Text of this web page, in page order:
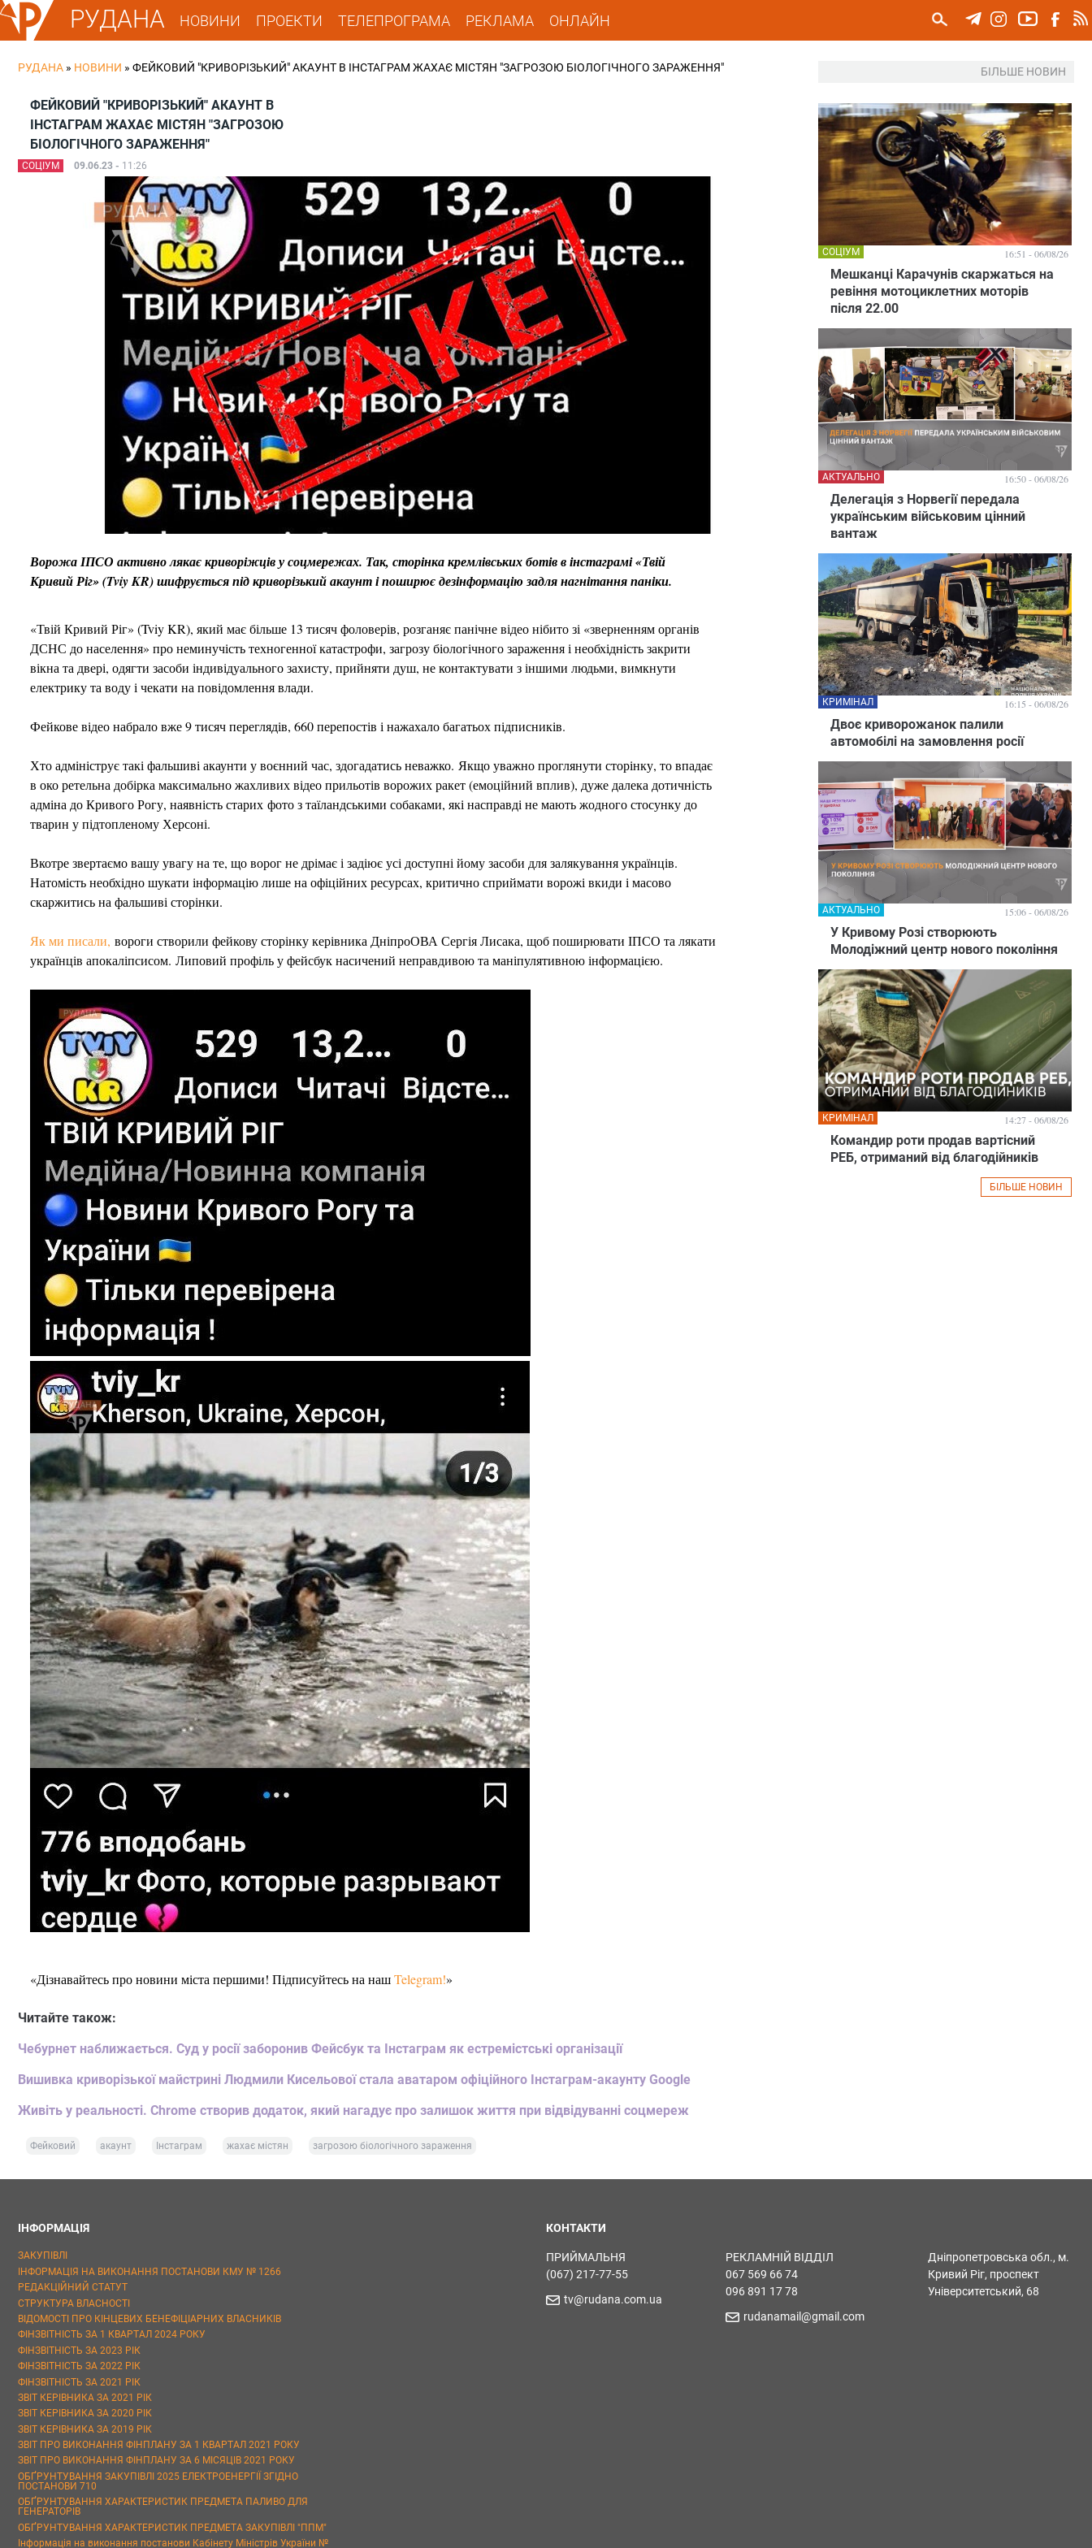
РУДАНА НОВИНИ ПРОЕКТИ ТЕЛЕПРОГРАМА РЕКЛАМА ОНЛАЙН
РУДАНА » НОВИНИ » ФЕЙКОВИЙ "КРИВОРІЗЬКИЙ" АКАУНТ В ІНСТАГРАМ ЖАХАЄ МІСТЯН "ЗАГРОЗОЮ БІОЛОГІЧНОГО ЗАРАЖЕННЯ"
ФЕЙКОВИЙ "КРИВОРІЗЬКИЙ" АКАУНТ В
ІНСТАГРАМ ЖАХАЄ МІСТЯН "ЗАГРОЗОЮ
БІОЛОГІЧНОГО ЗАРАЖЕННЯ"
СОЦІУМ 09.06.23 - 11:26
Ворожа ІПСО активно лякає криворіжців у соцмережах. Так, сторінка кремлівських ботів в інстаграмі «Твій
Кривий Ріг» (Tviy KR) шифрується під криворізький акаунт і поширює дезінформацію задля нагнітання паніки.
«Твій Кривий Ріг» (Tviy KR), який має більше 13 тисяч фоловерів, розганяє панічне відео нібито зі «зверненням органів
ДСНС до населення» про неминучість техногенної катастрофи, загрозу біологічного зараження і необхідність закрити
вікна та двері, одягти засоби індивідуального захисту, прийняти душ, не контактувати з іншими людьми, вимкнути
електрику та воду і чекати на повідомлення влади.
Фейкове відео набрало вже 9 тисяч переглядів, 660 перепостів і нажахало багатьох підписників.
Хто адмініструє такі фальшиві акаунти у воєнний час, здогадатись неважко. Якщо уважно проглянути сторінку, то впадає
в око ретельна добірка максимально жахливих відео прильотів ворожих ракет (емоційний вплив), дуже далека дотичність
адміна до Кривого Рогу, наявність старих фото з таїландськими собаками, які насправді не мають жодного стосунку до
тварин у підтопленому Херсоні.
Вкотре звертаємо вашу увагу на те, що ворог не дрімає і задіює усі доступні йому засоби для залякування українців.
Натомість необхідно шукати інформацію лише на офіційних ресурсах, критично сприймати ворожі вкиди і масово
скаржитись на фальшиві сторінки.
Як ми писали, вороги створили фейкову сторінку керівника ДніпроОВА Сергія Лисака, щоб поширювати ІПСО та лякати
українців апокаліпсисом. Липовий профіль у фейсбук насичений неправдивою та маніпулятивною інформацією.
«Дізнавайтесь про новини міста першими! Підписуйтесь на нашTelegram!»
Читайте також:
Чебурнет наближається. Суд у росії заборонив Фейсбук та Інстаграм як естремістські організації
Вишивка криворізької майстрині Людмили Кисельової стала аватаром офіційного Інстаграм-акаунту Google
Живіть у реальності. Chrome створив додаток, який нагадує про залишок життя при відвідуванні соцмереж
Фейковий акаунт Інстаграм жахає містян загрозою біологічного зараження
БІЛЬШЕ НОВИН
Мешканці Карачунів скаржаться на
ревіння мотоциклетних моторів
після 22.00
СОЦІУМ 16:51 - 06/08/26
Делегація з Норвегії передала
українським військовим цінний
вантаж
АКТУАЛЬНО 16:50 - 06/08/26
Двоє криворожанок палили
автомобілі на замовлення росії
КРИМІНАЛ 16:15 - 06/08/26
У Кривому Розі створюють
Молодіжний центр нового покоління
АКТУАЛЬНО 15:06 - 06/08/26
Командир роти продав вартісний
РЕБ, отриманий від благодійників
КРИМІНАЛ 14:27 - 06/08/26
БІЛЬШЕ НОВИН
ІНФОРМАЦІЯ
ЗАКУПІВЛІ
ІНФОРМАЦІЯ НА ВИКОНАННЯ ПОСТАНОВИ КМУ № 1266
РЕДАКЦІЙНИЙ СТАТУТ
СТРУКТУРА ВЛАСНОСТІ
ВІДОМОСТІ ПРО КІНЦЕВИХ БЕНЕФІЦІАРНИХ ВЛАСНИКІВ
ФІНЗВІТНІСТЬ ЗА 1 КВАРТАЛ 2024 РОКУ
ФІНЗВІТНІСТЬ ЗА 2023 РІК
ФІНЗВІТНІСТЬ ЗА 2022 РІК
ФІНЗВІТНІСТЬ ЗА 2021 РІК
ЗВІТ КЕРІВНИКА ЗА 2021 РІК
ЗВІТ КЕРІВНИКА ЗА 2020 РІК
ЗВІТ КЕРІВНИКА ЗА 2019 РІК
ЗВІТ ПРО ВИКОНАННЯ ФІНПЛАНУ ЗА 1 КВАРТАЛ 2021 РОКУ
ЗВІТ ПРО ВИКОНАННЯ ФІНПЛАНУ ЗА 6 МІСЯЦІВ 2021 РОКУ
ОБҐРУНТУВАННЯ ЗАКУПІВЛІ 2025 ЕЛЕКТРОЕНЕРГІЇ ЗГІДНО
ПОСТАНОВИ 710
ОБҐРУНТУВАННЯ ХАРАКТЕРИСТИК ПРЕДМЕТА ПАЛИВО ДЛЯ
ГЕНЕРАТОРІВ
ОБҐРУНТУВАННЯ ХАРАКТЕРИСТИК ПРЕДМЕТА ЗАКУПІВЛІ "ППМ"
Інформація на виконання постанови Кабінету Міністрів України №
КОНТАКТИ
ПРИЙМАЛЬНЯ
(067) 217-77-55
tv@rudana.com.ua
РЕКЛАМНІЙ ВІДДІЛ
067 569 66 74
096 891 17 78
rudanamail@gmail.com
Дніпропетровська обл., м.
Кривий Ріг, проспект
Університетський, 68